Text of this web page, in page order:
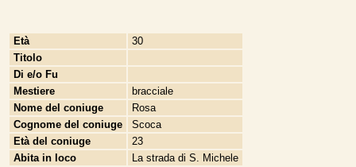
Età
30
Titolo
Di e/o Fu
Mestiere
bracciale
Nome del coniuge
Rosa
Cognome del coniuge
Scoca
Età del coniuge
23
Abita in loco
La strada di S. Michele